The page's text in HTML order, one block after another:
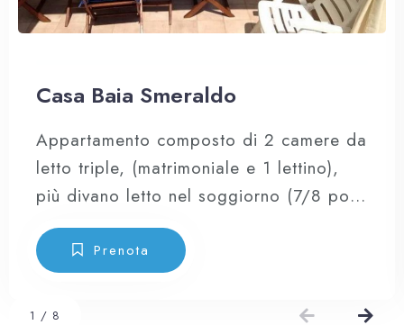
Casa Baia Smeraldo
Appartamento composto di 2 camere da
letto triple, (matrimoniale e 1 lettino),
più divano letto nel soggiorno (7/8 posti
letto), cucina a vista attrezzata provvista
di forno, forno microonde, frigo
combinato e di tutte le stoviglie,
lavatrice, lavastoviglie, impianto di
Prenota
1 / 8